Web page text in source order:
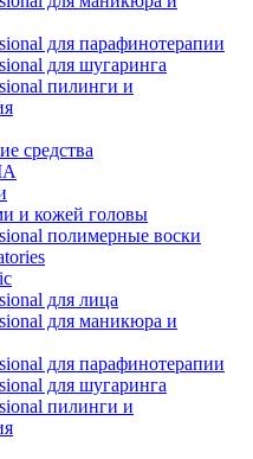
для парафинотерапии
для шугаринга
пилинги и
средства
и кожей головы
полимерные воски
для лица
для маникюра и
для парафинотерапии
для шугаринга
пилинги и